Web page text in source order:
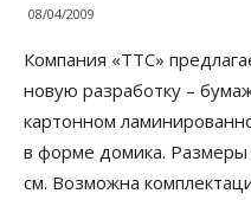
08/04/2009
Компания «ТТС»
новую разработку –
картонном
в форме домика. Размеры
см. Возможна